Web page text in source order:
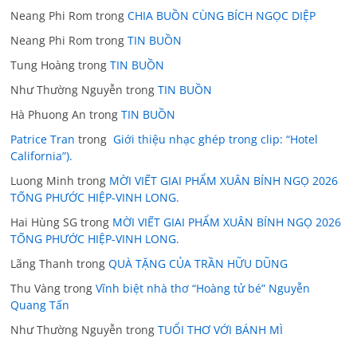
Neang Phi Rom trongCHIA BUỒN CÙNG BÍCH NGỌC DIỆP
Neang Phi Rom trongTIN BUỒN
Tung Hoàng trongTIN BUỒN
Như Thường Nguyễn trongTIN BUỒN
Hà Phuong An trongTIN BUỒN
Patrice Tran trong Giới thiệu nhạc ghép trong clip: “Hotel
California”).
Luong Minh trong MỜI VIẾT GIAI PHẨM XUÂN BÍNH NGỌ 2026
TỐNG PHƯỚC HIỆP-VINH LONG.
Hai Hùng SG trong MỜI VIẾT GIAI PHẨM XUÂN BÍNH NGỌ 2026
TỐNG PHƯỚC HIỆP-VINH LONG.
Lãng Thanh trongQUÀ TẶNG CỦA TRẦN HỮU DŨNG
Thu Vàng trongVĩnh biệt nhà thơ “Hoàng tử bé” Nguyễn
Quang Tấn
Như Thường Nguyễn trongTUỔI THƠ VỚI BÁNH MÌ